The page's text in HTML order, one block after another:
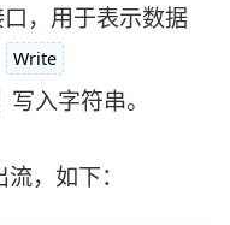
，用于表示数据
Write
写入字符串。
，如下：